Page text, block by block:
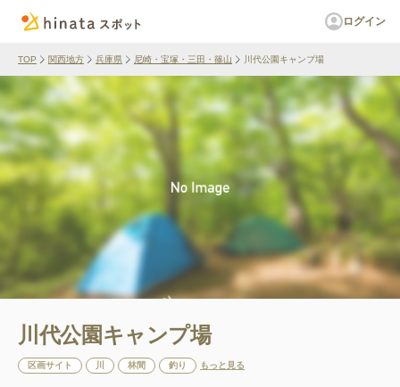
ログイン
TOP 関西地方 兵庫県 尼崎・宝塚・三田・篠山 川代公園キャンプ場
川代公園キャンプ場
区画サイト 林間 釣り もっと見る